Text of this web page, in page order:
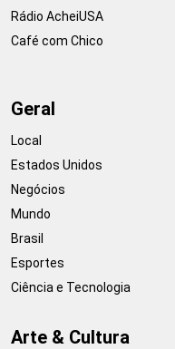
Rádio AcheiUSA
Café com Chico
Geral
Local
Estados Unidos
Negócios
Mundo
Brasil
Esportes
Ciência e Tecnologia
Arte & Cultura